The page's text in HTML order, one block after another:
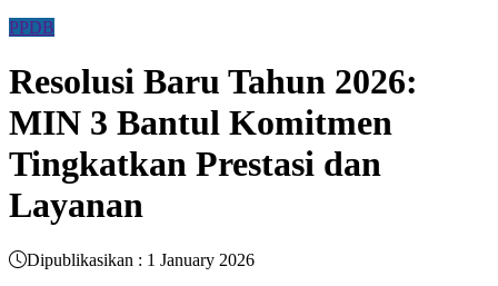
PPDB
Resolusi Baru Tahun 2026:
MIN 3 Bantul Komitmen
Tingkatkan Prestasi dan
Layanan
Dipublikasikan : 1 January 2026